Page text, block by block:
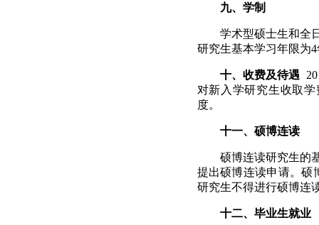
九、 学制
学术型硕士生和全
研究生基本学习年限为4
十、 收费及待遇
对新入学研究生收取
度。
十一、 硕博连读
硕博连读研究生的
提出硕博连读申请。硕
研究生不得进行硕博连
十二、毕业生就业